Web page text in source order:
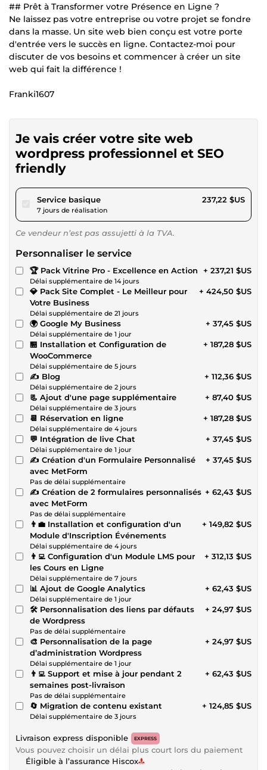
## Prêt à Transformer votre Présence en Ligne ?
Ne laissez pas votre entreprise ou votre projet se fondre
dans la masse. Un site web bien conçu est votre porte
d'entrée vers le succès en ligne. Contactez-moi pour
discuter de vos besoins et commencer à créer un site
web qui fait la différence !
Franki1607
Je vais créer votre site web
wordpress professionnel et SEO
friendly
Service basiquepour 218,63 $US
7 jours de réalisation
237,22 $US
Ce vendeur n’est pas assujetti à la TVA.
Personnaliser le service
🏆 Pack Vitrine Pro - Excellence en Action
Délai supplémentaire de 14 jours
+ 237,21 $US
💎 Pack Site Complet - Le Meilleur pour
Votre Business
Délai supplémentaire de 21 jours
+ 424,50 $US
🌍 Google My Business
Délai supplémentaire de 1 jour
+ 37,45 $US
🏪 Installation et Configuration de
WooCommerce
Délai supplémentaire de 5 jours
+ 187,28 $US
✍️ Blog
Délai supplémentaire de 2 jours
+ 112,36 $US
📃 Ajout d'une page supplémentaire
Délai supplémentaire de 3 jours
+ 87,40 $US
📆 Réservation en ligne
Délai supplémentaire de 4 jours
+ 187,28 $US
💬 Intégration de live Chat
Délai supplémentaire de 1 jour
+ 37,45 $US
✍️ Création d'un Formulaire Personnalisé
avec MetForm
Pas de délai supplémentaire
+ 37,45 $US
✍️ Création de 2 formulaires personnalisés
avec MetForm
Pas de délai supplémentaire
+ 62,43 $US
👨‍💼 Installation et configuration d'un
Module d'Inscription Événements
Délai supplémentaire de 4 jours
+ 149,82 $US
👨‍💻 Configuration d'un Module LMS pour
les Cours en Ligne
Délai supplémentaire de 7 jours
+ 312,13 $US
📊 Ajout de Google Analytics
Délai supplémentaire de 1 jour
+ 62,43 $US
🛠️ Personnalisation des liens par défauts
de Wordpress
Pas de délai supplémentaire
+ 24,97 $US
🎨 Personnalisation de la page
d’administration Wordpress
Délai supplémentaire de 1 jour
+ 24,97 $US
👨‍💻 Support et mise à jour pendant 2
semaines post-livraison
Pas de délai supplémentaire
+ 62,43 $US
🔄 Migration de contenu existant
Délai supplémentaire de 3 jours
+ 124,85 $US
Livraison express disponible EXPRESS
Vous pouvez choisir un délai plus court lors du paiement
Éligible à l’assurance Hiscox